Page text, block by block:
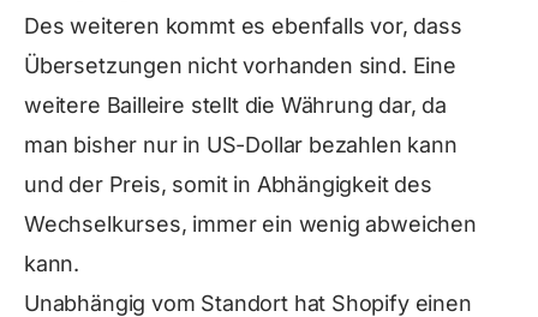
Des weiteren kommt es ebenfalls vor, dass
Übersetzungen nicht vorhanden sind. Eine
weitere Bailleire stellt die Währung dar, da
man bisher nur in US-Dollar bezahlen kann
und der Preis, somit in Abhängigkeit des
Wechselkurses, immer ein wenig abweichen
kann.
Unabhängig vom Standort hat Shopify einen